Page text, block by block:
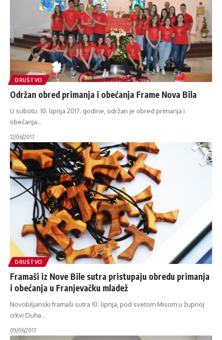
DRUŠTVO
Održan obred primanja i obećanja Frame Nova Bila
U subotu. 10. lipnja 2017. godine, održan je obred primanja i
obećanja…
12/06/2017
DRUŠTVO
Framaši iz Nove Bile sutra pristupaju obredu primanja
i obećanja u Franjevačku mladež
Novobiljanski framaši sutra 10. lipnja, pod svetom Misom u župnoj
crkvi Duha…
09/06/2017